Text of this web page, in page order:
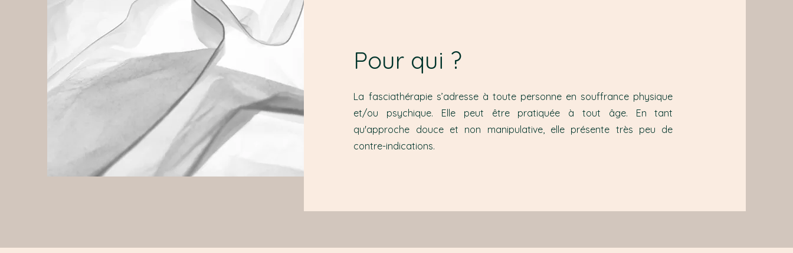
Pour qui ?
La fasciathérapie s’adresse à toute personne en souffrance physique
et/ou psychique. Elle peut être pratiquée à tout âge. En tant
qu'approche douce et non manipulative, elle présente très peu de
contre-indications.